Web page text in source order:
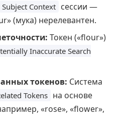
Subject Context сессии —
(мука) нерелевантен.
Токен («flour»)
Inaccurate Search
токенов: Система
Tokens на основе
«rose», «flower»,